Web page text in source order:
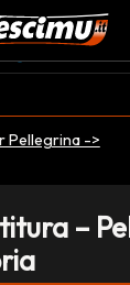
CONCLUSO
Pellegrina ->
–